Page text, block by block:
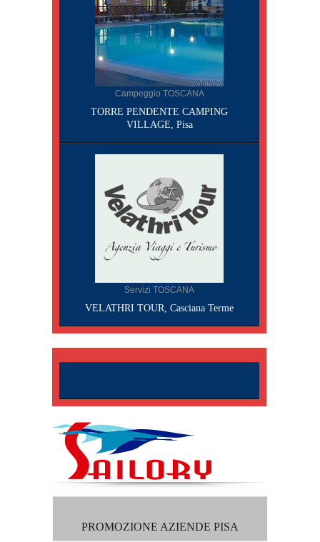
Campeggio TOSCANA
TORRE PENDENTE CAMPING
VILLAGE, Pisa
Servizi TOSCANA
VELATHRI TOUR, Casciana Terme
PROMOZIONE AZIENDE PISA